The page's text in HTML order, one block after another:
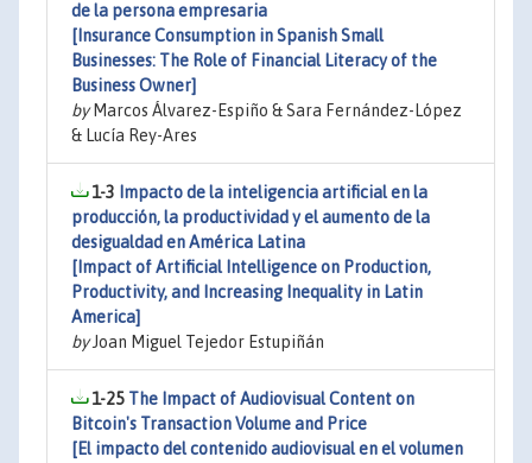
de la persona empresaria
[Insurance Consumption in Spanish Small
Businesses: The Role of Financial Literacy of the
Business Owner]
byMarcos Álvarez-Espiño & Sara Fernández-López
& Lucía Rey-Ares
1-3 Impacto de la inteligencia artificial en la
producción, la productividad y el aumento de la
desigualdad en América Latina
[Impact of Artificial Intelligence on Production,
Productivity, and Increasing Inequality in Latin
America]
byJoan Miguel Tejedor Estupiñán
1-25 The Impact of Audiovisual Content on
Bitcoin's Transaction Volume and Price
[El impacto del contenido audiovisual en el volumen